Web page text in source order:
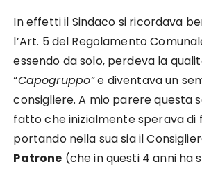
In effetti il Sindaco si ricordava
l’Art. 5 del Regolamento
essendo da solo, perdeva la
“Capogruppo”e diventava un
consigliere. A mio parere questa
fatto che inizialmente sperava di
portando nella sua sia il
Patrone (che in questi 4 anni ha